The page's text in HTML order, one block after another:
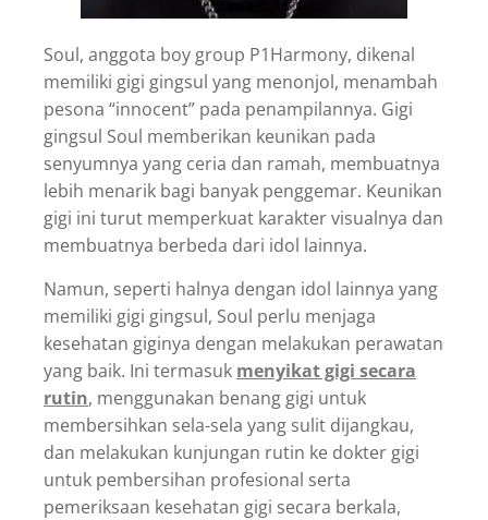
Soul, anggota boy group P1Harmony, dikenal
memiliki gigi gingsul yang menonjol, menambah
pesona “innocent” pada penampilannya. Gigi
gingsul Soul memberikan keunikan pada
senyumnya yang ceria dan ramah, membuatnya
lebih menarik bagi banyak penggemar. Keunikan
gigi ini turut memperkuat karakter visualnya dan
membuatnya berbeda dari idol lainnya.
Namun, seperti halnya dengan idol lainnya yang
memiliki gigi gingsul, Soul perlu menjaga
kesehatan giginya dengan melakukan perawatan
yang baik. Ini termasuk menyikat gigi secara
rutin, menggunakan benang gigi untuk
membersihkan sela-sela yang sulit dijangkau,
dan melakukan kunjungan rutin ke dokter gigi
untuk pembersihan profesional serta
pemeriksaan kesehatan gigi secara berkala,